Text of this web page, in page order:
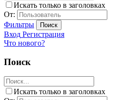
Искать только в заголовках
От:
Фильтры
Поиск
Вход Регистрация
Что нового?
Поиск
Искать только в заголовках